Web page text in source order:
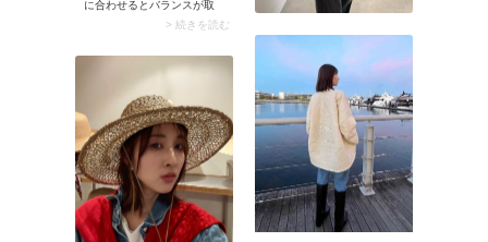
に合わせるとバランスが取
りにくいもの。そこでおす
カート」です。ふくらはぎ
丈のスカートなら、長め丈
のトレンチコートが軽やか
なルックスに。
> 続きを読む